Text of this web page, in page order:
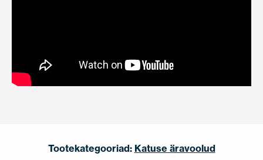
Tootekategooriad: Katuse äravoolud